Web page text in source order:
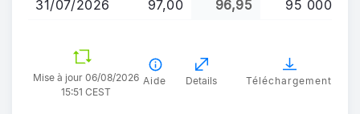
31/07/2026
97,00 96,95 95 000
Mise à jour 06/08/2026
15:51 CEST
Aide Details Téléchargement